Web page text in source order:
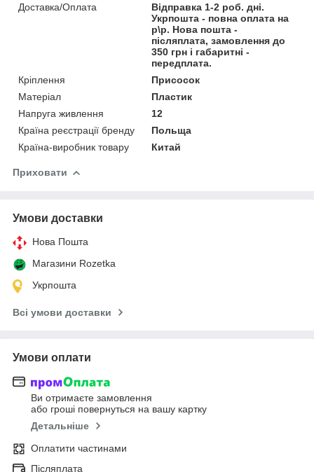
Доставка/Оплата
Відправка 1-2 роб. дні.
Укрпошта - повна оплата на
р\р. Нова пошта -
післяплата, замовлення до
350 грн і габаритні -
передплата.
Кріплення
Присосок
Матеріал
Пластик
Напруга живлення
12
Країна реєстрації бренду
Польща
Країна-виробник товару
Китай
Приховати
Умови доставки
Нова Пошта
Магазини Rozetka
Укрпошта
Всі умови доставки
Умови оплати
Ви отримаєте замовлення
або гроші повернуться на вашу картку
Детальніше
Оплатити частинами
Післяплата